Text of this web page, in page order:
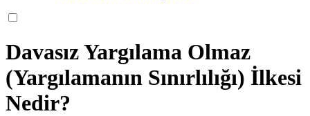
Davasız Yargılama Olmaz
(Yargılamanın Sınırlılığı) İlkesi
Nedir?